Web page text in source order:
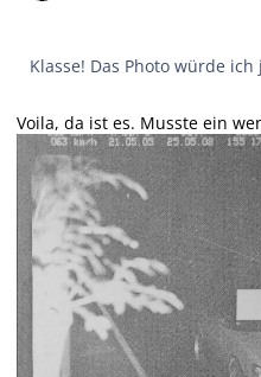
Klasse! Das Photo würde
Voila, da ist es. Musste ein